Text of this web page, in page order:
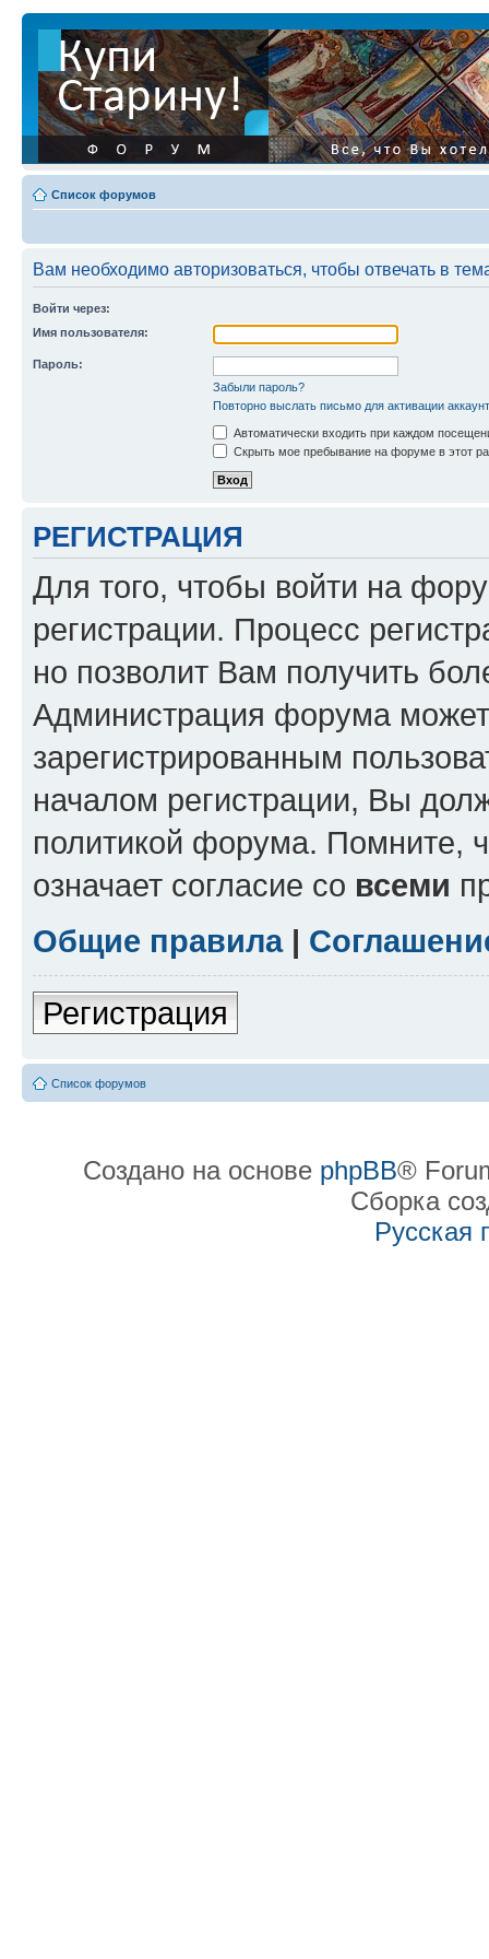
Список форумов
Вам необходимо авторизоваться, чтобы отвечать в
Войти через:
Имя пользователя:
Пароль:
Забыли пароль?
Повторно выслать письмо для активации
Автоматически входить при каждом
Скрыть мое пребывание на форуме в этот
РЕГИСТРАЦИЯ
Для того, чтобы войти на
регистрации. Процесс
но позволит Вам получить
Администрация форума может
зарегистрированным
началом регистрации, Вы
политикой форума. Помните,
означает согласие со всеми
Общие правила|
Регистрация
Список форумов
Создано на основе phpBB®
Сборка
Русская